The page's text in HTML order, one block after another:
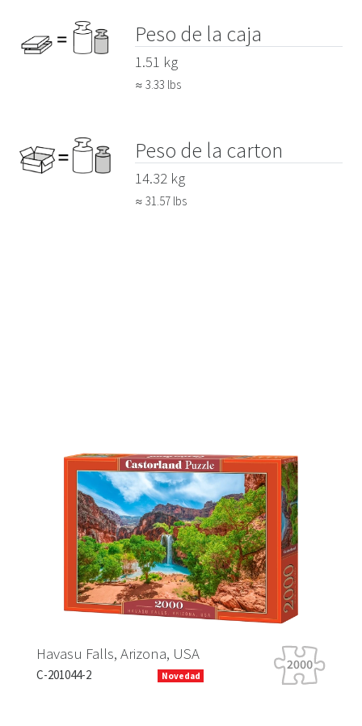
Peso de la caja
1.51 kg
≈ 3.33 lbs
Peso de la carton
14.32 kg
≈ 31.57 lbs
Havasu Falls, Arizona, USA
C-201044-2 Novedad